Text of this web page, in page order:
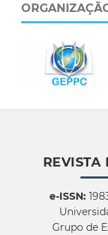
REVISTA
e-ISSN:
Grupo de